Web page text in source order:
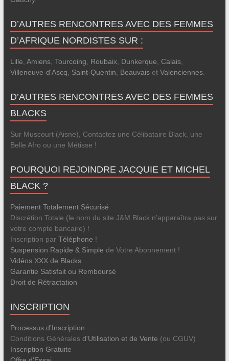
D’AUTRES RENCONTRES AVEC DES FEMMES
D’AFRIQUE NORDISTES SUR :
Lille, Amiens, Tourcoing, Roubaix, Dunkerque, Calais,
Villeneuve-d'Ascq, Saint-Quentin, Beauvaiset Valenciennes.
D’AUTRES RENCONTRES AVEC DES FEMMES
BLACKS
Sur Muscourt (Aisne), Contactez une Célibataire Black, une
Belle Afro ou une Métisse !
POURQUOI REJOINDRE JACQUIE ET MICHEL
BLACK ?
Paiement Totalement Sécurisé
Discrétion Totale (le nom du site J&M Black n’apparaîtra pas sur
votre compte bancaire) !
Inscription par Téléphone !
Suspension Rapide & Simple de Votre Abonnement !
Vidéos XXX de Blacks
Garantie Satisfait ou Remboursé
Droit de Rétractation
INSCRIPTION
Processus d'Inscription
Conditions Générales d'Utilisation et de Vente (ou CGUV)
Inscription Gratuite